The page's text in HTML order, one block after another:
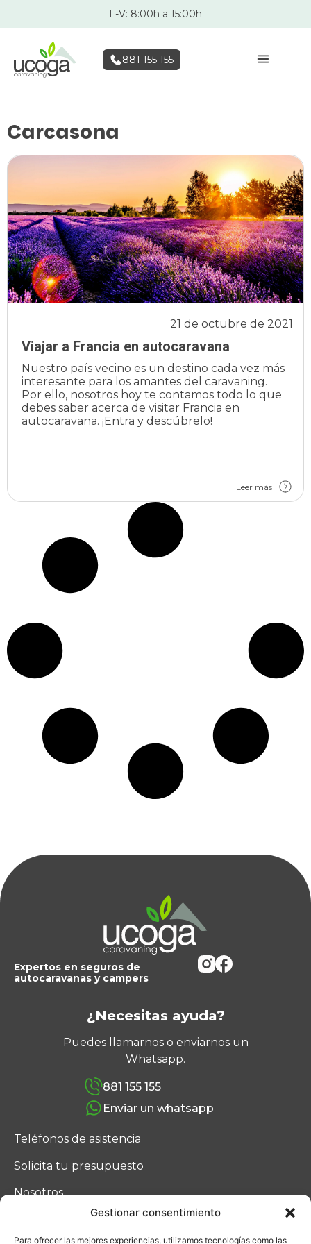
Gestionar consentimiento
Para ofrecer las mejores experiencias, utilizamos tecnologías como las
L-V: 8:00h a 15:00h
881 155 155
Carcasona
Viajar a Francia en autocaravana
21 de octubre de 2021
Nuestro país vecino es un destino cada vez más
interesante para los amantes del caravaning.
Por ello, nosotros hoy te contamos todo lo que
debes saber acerca de visitar Francia en
autocaravana. ¡Entra y descúbrelo!
Leer más
Expertos en seguros de
autocaravanas y campers
¿Necesitas ayuda?
Puedes llamarnos o enviarnos un
Whatsapp.
881 155 155
Enviar un whatsapp
Teléfonos de asistencia
Solicita tu presupuesto
Nosotros